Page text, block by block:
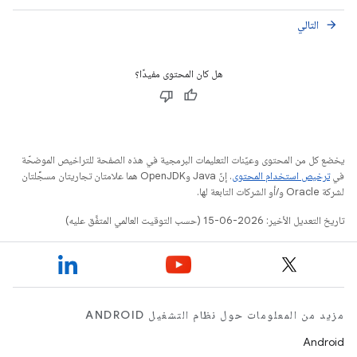
التالي arrow_forward
هل كان المحتوى مفيدًا؟
يخضع كل من المحتوى وعيّنات التعليمات البرمجية في هذه الصفحة للتراخيص الموضحّة
فيترخيص استخدام المحتوى
. إنّ Java وOpenJDK هما علامتان تجاريتان مسجَّلتان
لشركة Oracle و/أو الشركات التابعة لها.
تاريخ التعديل الأخير: 2026-06-15 (حسب التوقيت العالمي المتفَّق عليه)
مزيد من المعلومات حول نظام التشغيل ANDROID
Android